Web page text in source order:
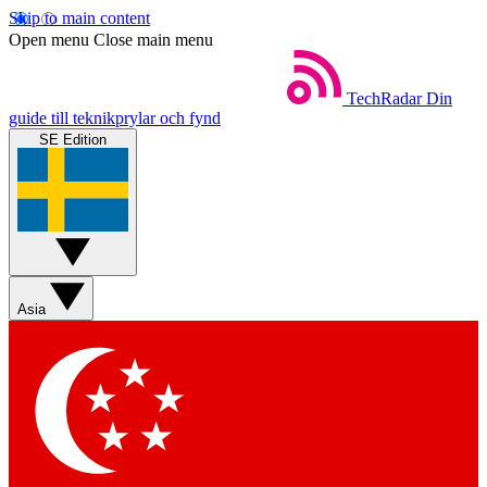
Skip to main content
Open menu Close main menu
TechRadar Din
guide till teknikprylar och fynd
SE Edition
Asia